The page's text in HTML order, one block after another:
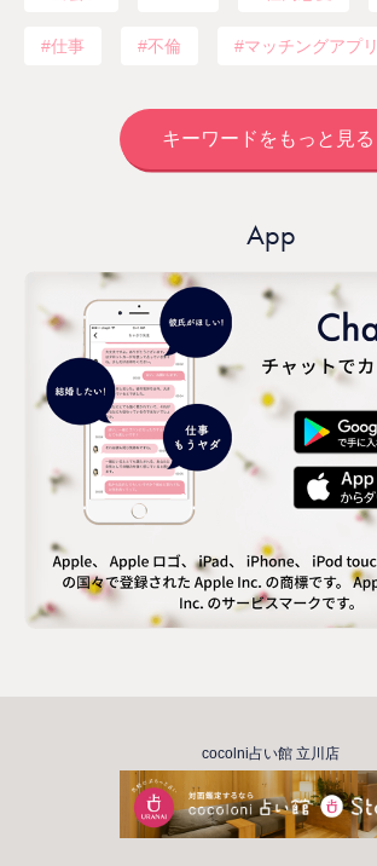
仕事 不倫 マッチングアプリ
キーワードをもっと見る
App
cocolni占い館 立川店